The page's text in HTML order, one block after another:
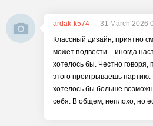
ardak-k574
31 March 2026
Классный дизайн, приятно
может подвести – иногда
хотелось бы. Честно говоря,
этого проигрываешь
хотелось бы больше
себя. В общем, неплохо, но